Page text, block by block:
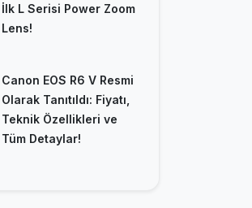
İlk L Serisi Power Zoom
Lens!
Canon EOS R6 V Resmi
Olarak Tanıtıldı: Fiyatı,
Teknik Özellikleri ve
Tüm Detaylar!